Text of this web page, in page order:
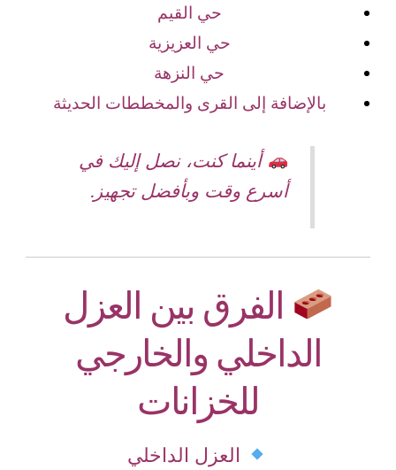
حي القيم
حي العزيزية
حي النزهة
بالإضافة إلى القرى والمخططات الحديثة
أينما كنت، نصل إليك في
أسرع وقت وبأفضل تجهيز.
الفرق بين العزل
الداخلي والخارجي
للخزانات
العزل الداخلي